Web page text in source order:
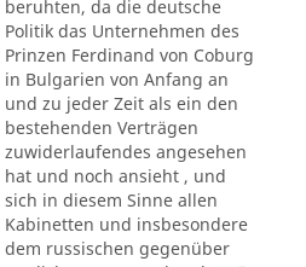
beruhten, da die deutsche
Politik das Unternehmen des
Prinzen Ferdinand von Coburg
in Bulgarien von Anfang an
und zu jeder Zeit als ein den
bestehenden Verträgen
zuwiderlaufendes angesehen
hat und noch ansieht , und
sich in diesem Sinne allen
Kabinetten und insbesondere
dem russischen gegenüber